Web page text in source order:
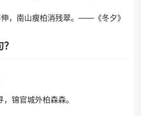
，南山瘦柏消残翠。——《冬夕》
锦官城外柏森森。